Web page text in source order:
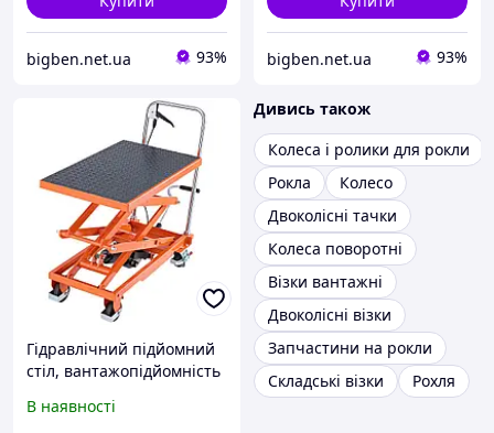
bigben.net.ua 93% bigben.net.ua 93%
Гідравлічний підйомний
стіл, вантажопідйомність
300-1200 мм, ножичний
В наявності
Дивись також
Колеса і ролики для рокли
Рокла
Колесо
Двоколісні тачки
Колеса поворотні
Візки вантажні
Двоколісні візки
Запчастини на рокли
Складські візки
Рохля